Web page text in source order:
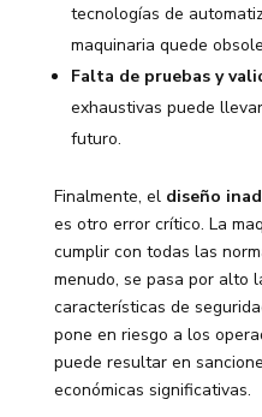
tecnologías de
maquinaria quede
Falta de pruebas y
exhaustivas puede
futuro.
Finalmente, el diseño
es otro error crítico. La
cumplir con todas las
menudo, se pasa por alto
características de
pone en riesgo a los
puede resultar en
económicas significativas.